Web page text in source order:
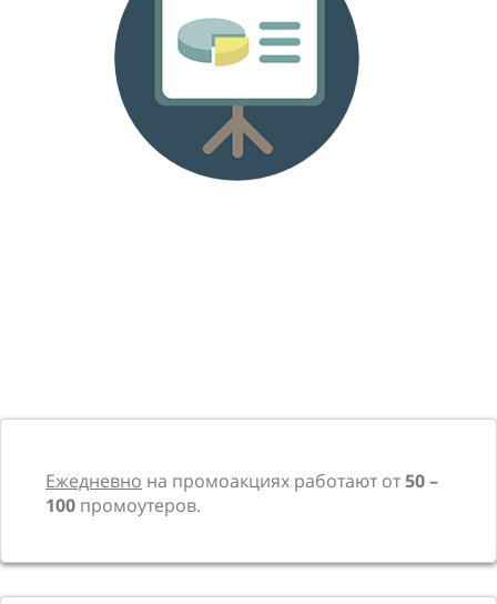
Ежедневно на промоакциях работают от50 –
100 промоутеров.